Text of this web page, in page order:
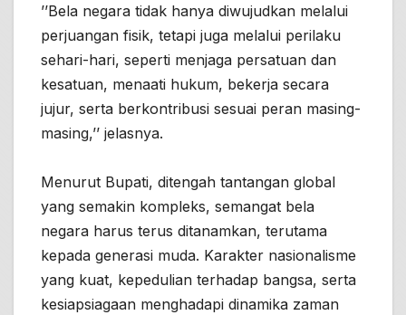
’’Bela negara tidak hanya diwujudkan melalui
perjuangan fisik, tetapi juga melalui perilaku
sehari-hari, seperti menjaga persatuan dan
kesatuan, menaati hukum, bekerja secara
jujur, serta berkontribusi sesuai peran masing-
masing,’’ jelasnya.
Menurut Bupati, ditengah tantangan global
yang semakin kompleks, semangat bela
negara harus terus ditanamkan, terutama
kepada generasi muda. Karakter nasionalisme
yang kuat, kepedulian terhadap bangsa, serta
kesiapsiagaan menghadapi dinamika zaman